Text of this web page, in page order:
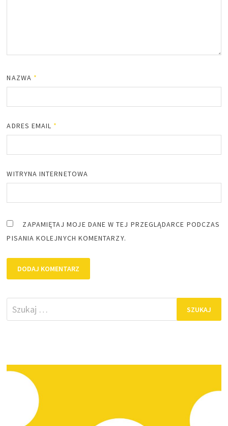
NAZWA *
ADRES EMAIL *
WITRYNA INTERNETOWA
ZAPAMIĘTAJ MOJE DANE W TEJ PRZEGLĄDARCE PODCZAS
PISANIA KOLEJNYCH KOMENTARZY.
Szukaj: